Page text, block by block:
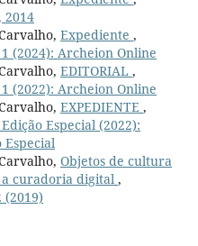
2014
Expediente ,
(2024): Archeion Online
EDITORIAL ,
(2022): Archeion Online
EXPEDIENTE ,
Especial (2022):
Especial
Objetos de cultura
curadoria digital ,